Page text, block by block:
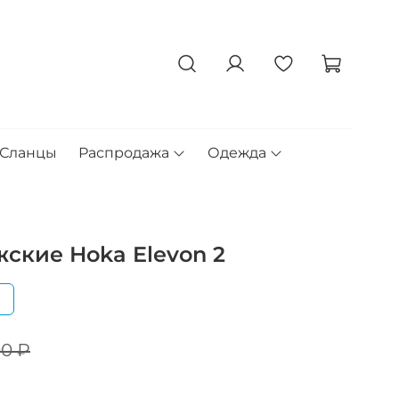
Сланцы Распродажа Одежда
Hoka Elevon 2
₽